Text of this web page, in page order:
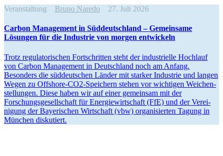
Veranstaltung Bruno Naredo 27. Juli 2026
Carbon Management in Süddeutschland – Gemeinsame
Lösungen für die Industrie von morgen entwickeln
Trotz regula­to­ri­schen Fortschritten steht der indus­trielle Hochlauf
von Carbon Management in Deutschland noch am Anfang.
Besonders die süddeut­schen Länder mit starker Industrie und langen
Wegen zu Offshore-CO2-Speichern stehen vor wichtigen Weichen­
stel­lungen. Diese haben wir auf einer gemeinsam mit der
Forschungs­ge­sell­schaft für Energie­wirt­schaft (FfE) und der Verei­
nigung der Bayeri­schen Wirtschaft (vbw) organi­sierten Tagung in
München diskutiert.